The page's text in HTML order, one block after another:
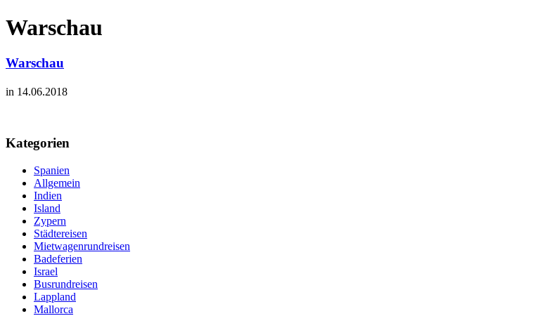
Warschau
Warschau
in 14.06.2018
Kategorien
Spanien
Allgemein
Indien
Island
Zypern
Städtereisen
Mietwagenrundreisen
Badeferien
Israel
Busrundreisen
Lappland
Mallorca